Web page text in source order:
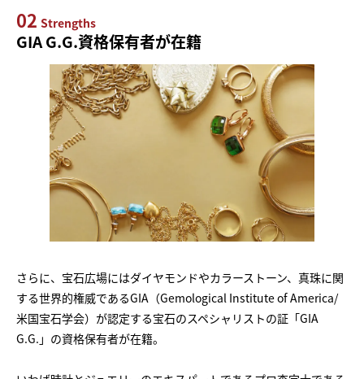
02 Strengths
GIA G.G.資格保有者が在籍
さらに、宝石広場にはダイヤモンドやカラーストーン、真珠に関
する世界的権威であるGIA（Gemological Institute of America/
米国宝石学会）が認定する宝石のスペシャリストの証「GIA
G.G.」の資格保有者が在籍。